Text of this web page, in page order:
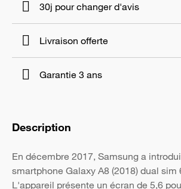
30j pour changer d'avis
Livraison offerte
Garantie 3 ans
Description
En décembre 2017, Samsung a
smartphone Galaxy A8 (2018) dual sim
L'appareil présente un écran de 5,6